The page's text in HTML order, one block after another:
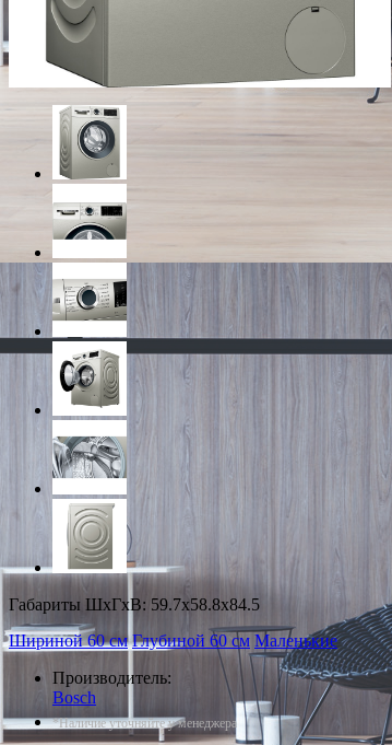
Габариты ШxГxВ: 59.7x58.8x84.5
Шириной 60 см Глубиной 60 см Маленькие
Производитель:
Bosch
*Наличие уточняйте у менеджера